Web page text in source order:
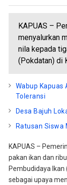
KAPUAS –
menyalurkan
nila kepada
(Pokdatan) di
Wabup Kapuas
Toleransi
Desa Bajuh
Ratusan Siswa
KAPUAS –
pakan ikan dan
Pembudidaya
sebagai upaya